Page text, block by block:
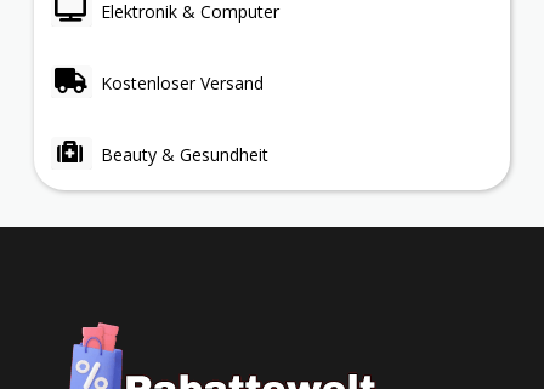
Elektronik & Computer
Kostenloser Versand
Beauty & Gesundheit